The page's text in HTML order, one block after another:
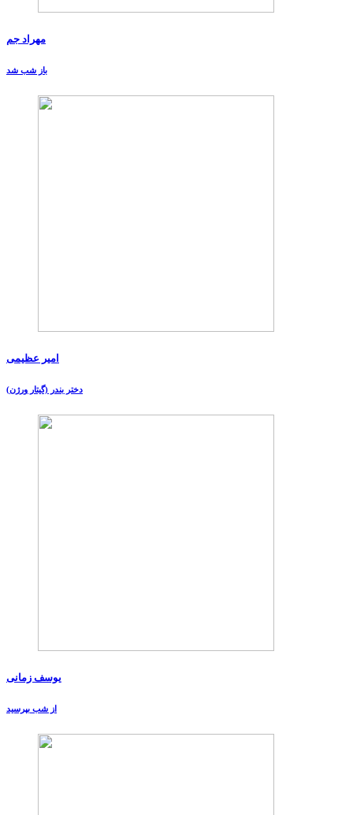
مهراد جم
باز شب شد
امیر عظیمی
دختر بندر (گیتار ورژن)
یوسف زمانی
از شب بپرسید